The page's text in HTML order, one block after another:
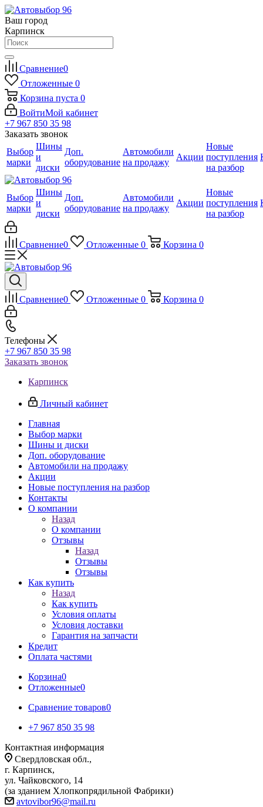
Ваш город
Карпинск
Сравнение0
Отложенные 0
Корзина пуста 0
ВойтиМой кабинет
+7 967 850 35 98
Заказать звонок
Выбор
марки
Шины
и
диски
Доп.
оборудование
Автомобили
на продажу
Акции
Новые
поступления
на разбор
Выбор
марки
Шины
и
диски
Доп.
оборудование
Автомобили
на продажу
Акции
Новые
поступления
на разбор
Сравнение0 Отложенные 0 Корзина 0
Сравнение0 Отложенные 0 Корзина 0
Телефоны
+7 967 850 35 98
Заказать звонок
Карпинск
Личный кабинет
Главная
Выбор марки
Шины и диски
Доп. оборудование
Автомобили на продажу
Акции
Новые поступления на разбор
Контакты
О компании
Назад
О компании
Отзывы
Назад
Отзывы
Отзывы
Как купить
Назад
Как купить
Условия оплаты
Условия доставки
Гарантия на запчасти
Кредит
Оплата частями
Корзина0
Отложенные0
Сравнение товаров0
+7 967 850 35 98
Контактная информация
Свердловская обл.,
г. Карпинск,
ул. Чайковского, 14
(за зданием Хлопкопрядильной Фабрики)
avtovibor96@mail.ru